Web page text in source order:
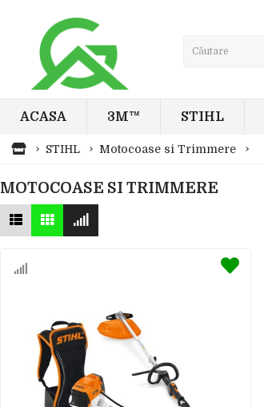
ACASA 3M™ STIHL
STIHL Motocoase si Trimmere
MOTOCOASE SI TRIMMERE